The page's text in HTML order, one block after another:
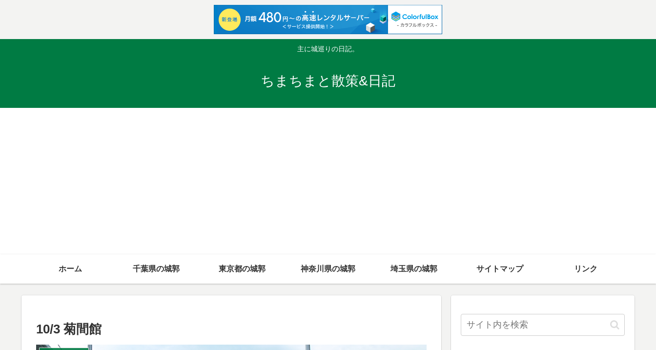
主に城巡りの日記。
ちまちまと散策&日記
ホーム 千葉県の城郭 東京都の城郭 神奈川県の城郭 埼玉県の城郭 サイトマップ リンク
10/3 菊間館